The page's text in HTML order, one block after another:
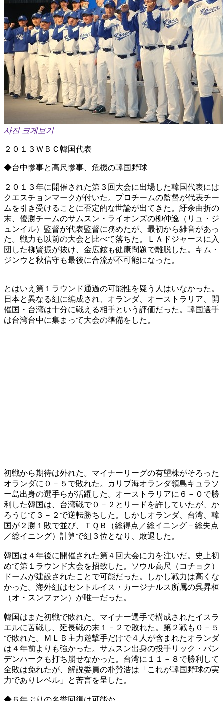
사진 크게보기
２０１３ＷＢＣ韓国代表
◆台中惨事と高尺惨事、危機の韓国野球
２０１３年に開催された第３回大会に出場した韓国代表には
クエスチョンマークが付いた。プロチームの監督が代表チー
ムを引き受けることに否定的な世論が出てきた。紆余曲折の
末、優勝チームのサムスン・ライオンズの柳仲逸（リュ・ジ
ュンイル）監督が代表監督に務めたが、最初から雑音があっ
た。戦力も以前の大会と比べて落ちた。ＬＡドジャースに入
団した柳賢振が抜け、金広鉉も健康問題で離脱した。キム・
ジンウと秋信守も最後に合流が不可能になった。
とはいえ第１ラウンド通過の可能性を疑う人はいなかった。
日本と異なる組に編成され、オランダ、オーストラリア、開
催国・台湾は十分に戦える相手という評価だった。韓国選手
は台湾台中に集まって大会の準備をした。
初戦から期待は外れた。マイナーリーグの有望株がそろった
オランダに０－５で敗れた。カリブ海オランダ領島キュラソ
ー島出身の選手らが活躍した。オーストラリアに６－０で勝
利した韓国は、台湾戦で０－２とリードを許していたが、か
ろうじて３－２で逆転勝ちした。しかしオランダ、台湾、韓
国が２勝１敗で並び、ＴＱＢ（総得点／総イニング－総失点
／総イニング）計算で組３位となり、敗退した。
韓国は４年後に開催された第４回大会に力を注いだ。史上初
めて第１ラウンド大会を招致した。ソウル高尺（コチョク）
ドームが建設されたことで可能だった。しかし戦力は高くな
かった。海外組はセントルイス・カージナルス所属の呉昇桓
（オ・スンファン）が唯一だった。
韓国はまた初戦で敗れた。マイナー選手で構成されたイスラ
エルに苦戦し、延長戦の末１－２で敗れた。第２戦も０－５
で敗れた。ＭＬＢ主力遊撃手だけで４人が含まれたオランダ
は４年前よりも強かった。サムスン出身の投手リック・バン
デンハークも打ち崩せなかった。台湾に１１－８で勝利して
全敗は免れたが、解説委員の朴賛浩は「これが韓国野球の実
力でありレベル」と苦言を呈した。
◆６年ぶりの名誉回復は可能か